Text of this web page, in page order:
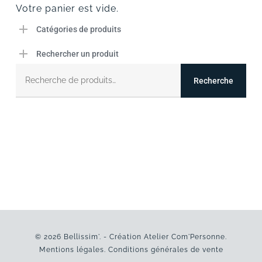
Votre panier est vide.
Catégories de produits
Rechercher un produit
pour :
Recherche
© 2026 Bellissim'. - Création Atelier Com'Personne.
Mentions légales. Conditions générales de vente